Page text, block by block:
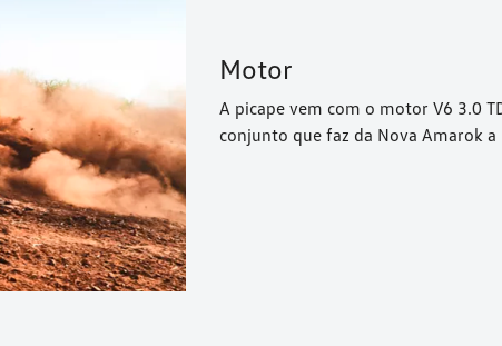
Motor
A picape vem com o motor V6 3.0
conjunto que faz da Nova Amarok